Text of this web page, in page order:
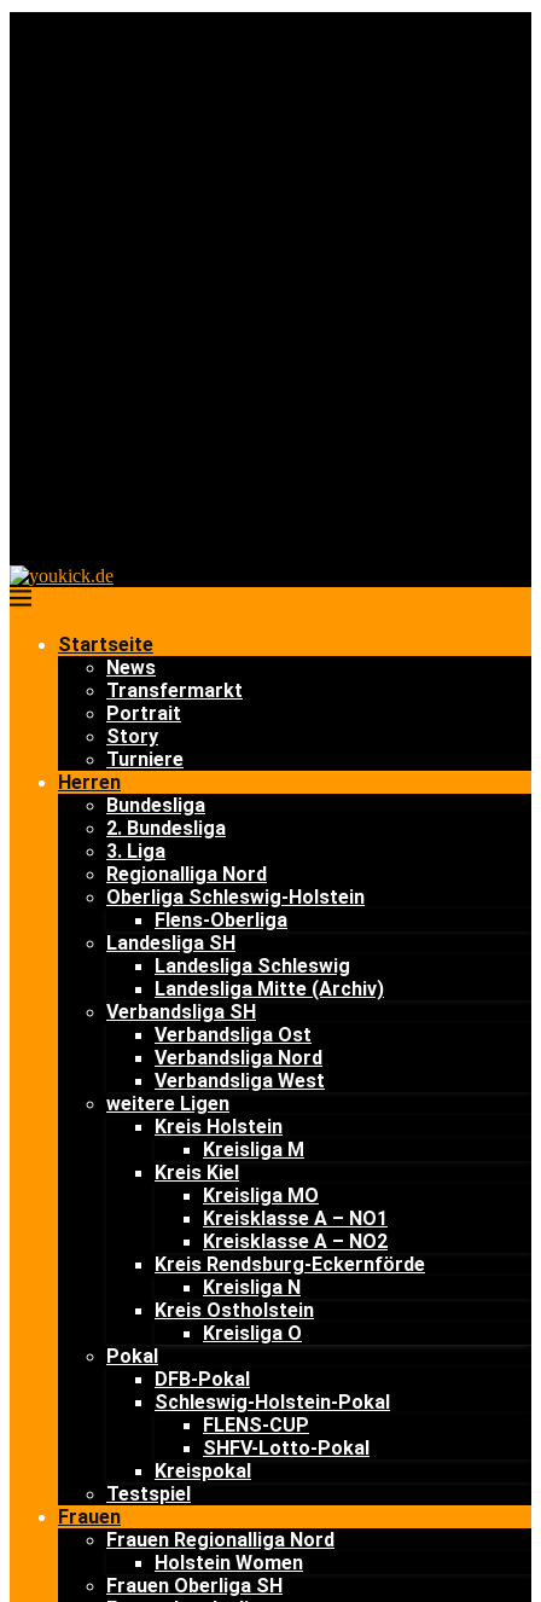
Startseite
News
Transfermarkt
Portrait
Story
Turniere
Herren
Bundesliga
2. Bundesliga
3. Liga
Regionalliga Nord
Oberliga Schleswig-Holstein
Flens-Oberliga
Landesliga SH
Landesliga Schleswig
Landesliga Mitte (Archiv)
Verbandsliga SH
Verbandsliga Ost
Verbandsliga Nord
Verbandsliga West
weitere Ligen
Kreis Holstein
Kreisliga M
Kreis Kiel
Kreisliga MO
Kreisklasse A – NO1
Kreisklasse A – NO2
Kreis Rendsburg-Eckernförde
Kreisliga N
Kreis Ostholstein
Kreisliga O
Pokal
DFB-Pokal
Schleswig-Holstein-Pokal
FLENS-CUP
SHFV-Lotto-Pokal
Kreispokal
Testspiel
Frauen
Frauen Regionalliga Nord
Holstein Women
Frauen Oberliga SH